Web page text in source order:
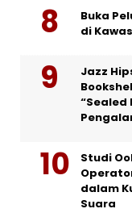
Buka
di
Jazz
“Sealed
Studi
dalam
Suara